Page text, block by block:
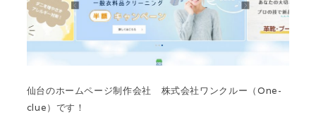
仙台のホームページ制作会社 株式会社ワンクルー（One-
clue）です！